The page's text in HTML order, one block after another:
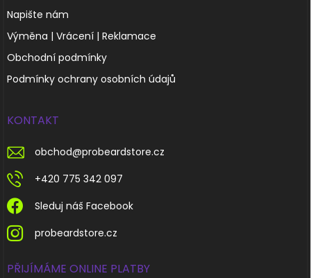
Napište nám
Výměna | Vrácení | Reklamace
Obchodní podmínky
Podmínky ochrany osobních údajů
KONTAKT
obchod@probeardstore.cz
+420 775 342 097
Sleduj náš Facebook
probeardstore.cz
PŘIJÍMÁME ONLINE PLATBY